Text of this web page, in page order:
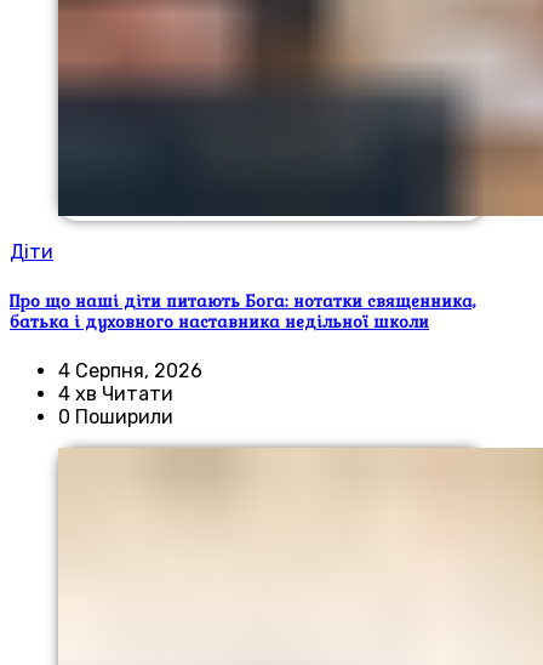
Діти
Про що наші діти питають Бога: нотатки священника,
батька і духовного наставника недільної школи
4 Серпня, 2026
4 хв Читати
0 Поширили